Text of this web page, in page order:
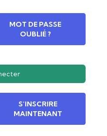
MOT DE PASSE
OUBLIÉ ?
S’INSCRIRE
MAINTENANT